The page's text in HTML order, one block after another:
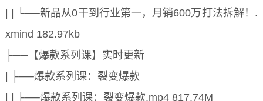
| | └──新品从0干到行业第一，月销600万打法拆解！.
xmind 182.97kb
├──【爆款系列课】实时更新
| ├──爆款系列课：裂变爆款
| | ├──爆款系列课：裂变爆款.mp4 817.74M